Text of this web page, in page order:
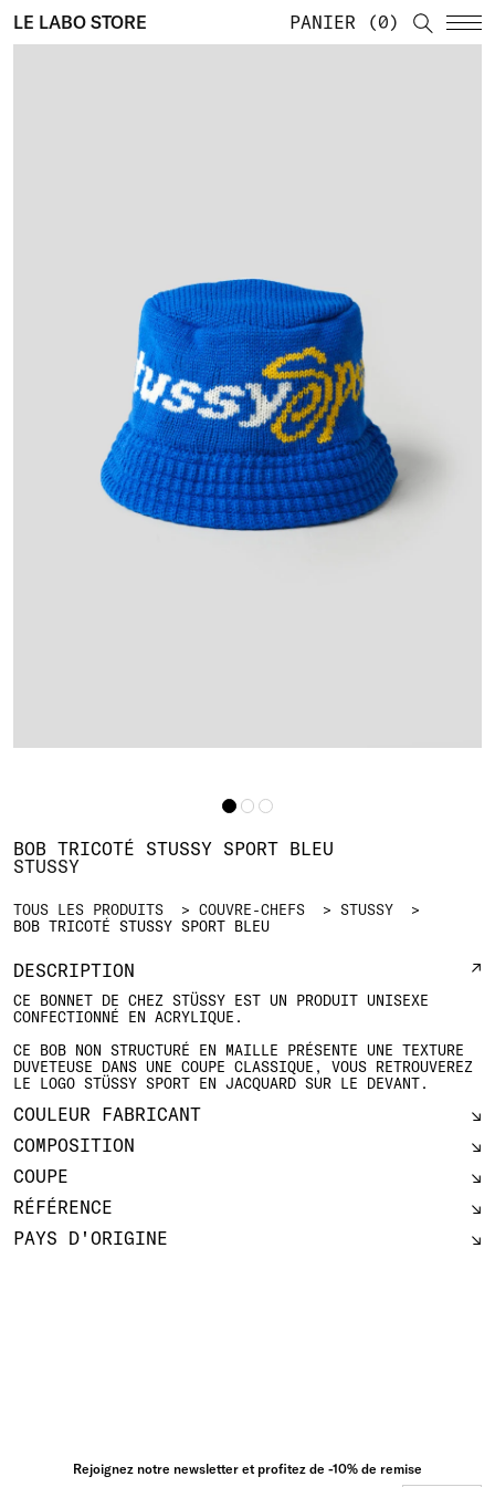
LE LABO STORE PANIER 0
TOUS LES PRODUITS COUVRE-CHEFS
STUSSY
BOB TRICOTÉ STUSSY SPORT BLEU
BOB TRICOTÉ STUSSY SPORT BLEU
STUSSY
DESCRIPTION
CE BONNET DE CHEZ STÜSSY EST UN PRODUIT UNISEXE
CONFECTIONNÉ EN ACRYLIQUE.
CE BOB NON STRUCTURÉ EN MAILLE PRÉSENTE UNE TEXTURE
DUVETEUSE DANS UNE COUPE CLASSIQUE, VOUS RETROUVEREZ
LE LOGO STÜSSY SPORT EN JACQUARD SUR LE DEVANT.
COULEUR FABRICANT
COMPOSITION
COUPE
RÉFÉRENCE
PAYS D'ORIGINE
Rejoignez notre newsletter et profitez de -10% de remise